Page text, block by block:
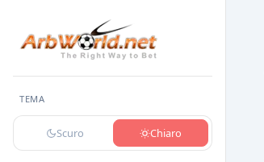
TEMA
Scuro Chiaro